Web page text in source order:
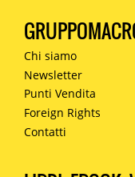
Chi siamo
Newsletter
Punti Vendita
Foreign Rights
Contatti